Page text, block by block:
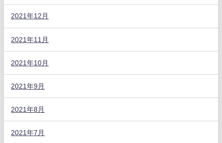
2021年12月
2021年11月
2021年10月
2021年9月
2021年8月
2021年7月